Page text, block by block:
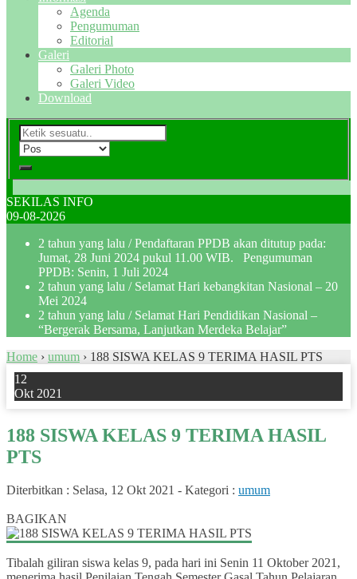
Agenda
Pengumuman
Editorial
Galeri
Galeri Photo
Galeri Video
Download
SEKILAS INFO
09-08-2026
2 tahun yang lalu / Pendaftaran PPDB akan ditutup pada:
Jumat, 28 Juni 2024 pukul 11.00 WIB. Pengumuman
PPDB: Senin, 1 Juli 2024
2 tahun yang lalu / Selamat Hari kebangkitan Nasional – 20
Mei 2024
2 tahun yang lalu / Selamat Hari Pendidikan Nasional –
“Bergerak Bersama, Lanjutkan Merdeka Belajar”
Home › umum › 188 SISWA KELAS 9 TERIMA HASIL PTS
12
Okt 2021
188 SISWA KELAS 9 TERIMA HASIL
PTS
Diterbitkan : Selasa, 12 Okt 2021 - Kategori : umum
BAGIKAN
Tibalah giliran siswa kelas 9, pada hari ini Senin 11 Oktober 2021,